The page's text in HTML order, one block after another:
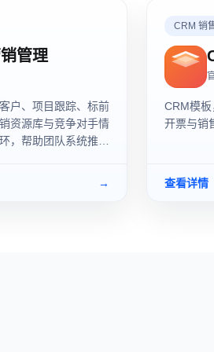
管理
户、项目跟踪、标前
资源库与竞争对手情
，帮助团队系统推进
→
CRM 销
CRM模
开票与销
查看详情